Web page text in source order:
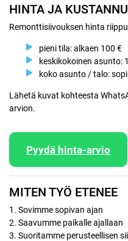
HINTA JA
Remonttisiivouksen hinta
pieni tila: alkaen 100 €
keskikokoinen asunto:
koko asunto / talo:
Lähetä kuvat kohteesta
arvion.
Pyydä hinta-arvio
MITEN TYÖ ETENEE
1. Sovimme sopivan ajan
2. Saavumme paikalle ajallaan
3. Suoritamme perusteellisen